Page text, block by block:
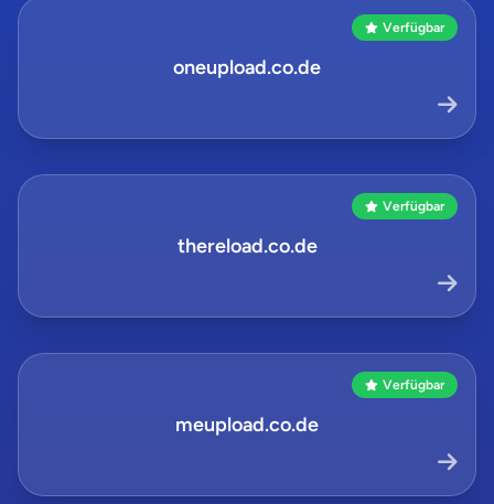
Verfügbar
oneupload.co.de
Verfügbar
thereload.co.de
Verfügbar
meupload.co.de